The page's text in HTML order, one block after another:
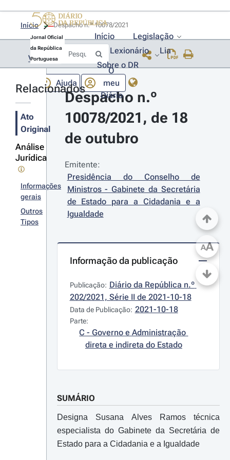
Jornal Oficial
da República
Portuguesa
Início
Legislação
Lexionário
Lia
Sobre o DR
Ajuda
O
meu
Diário
Início
Voltar
Relacionados
Ato
Original
Análise
Jurídica
Informações
gerais
Outros
Tipos
Despacho n.º
10078/2021, de 18
de outubro
Emitente:
Presidência do Conselho de
Ministros - Gabinete da Secretária
de Estado para a Cidadania e a
Igualdade
Informação da publicação
Publicação: Diário da República n.º
202/2021, Série II de 2021-10-18
Data de Publicação: 2021-10-18
Parte:
C - Governo e Administração
direta e indireta do Estado
SUMÁRIO
Designa Susana Alves Ramos técnica
especialista do Gabinete da Secretária de
Estado para a Cidadania e a Igualdade
AA